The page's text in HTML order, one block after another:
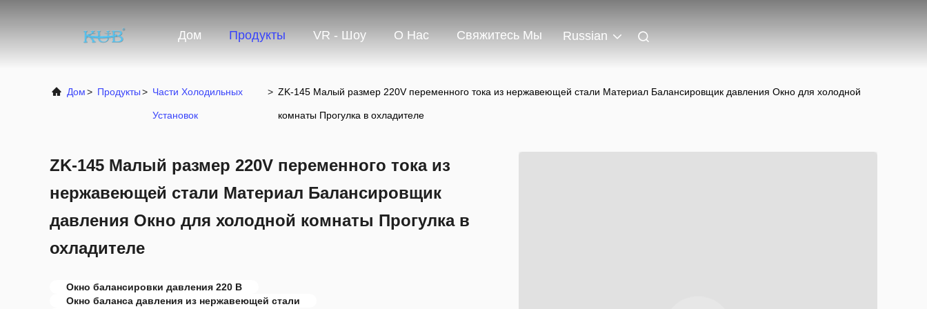
Дом Продукты VR - Шоу О Нас Свяжитесь Мы Russian
Дом> Продукты> Части Холодильных
Установок
> ZK-145 Малый размер 220V переменного тока из нержавеющей стали Материал Балансировщик давления Окно для холодной
комнаты Прогулка в охладителе
ZK-145 Малый размер 220V переменного тока из
нержавеющей стали Материал Балансировщик
давления Окно для холодной комнаты Прогулка в
охладителе
Окно балансировки давления 220 В
Окно баланса давления из нержавеющей стали